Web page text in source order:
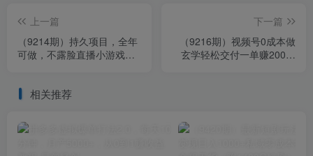
上一篇
（9214期）持久项目，全年
可做，不露脸直播小游戏，
下一篇
（9216期）视频号0成本做
玄学轻松交付一单赚200引
相关推荐